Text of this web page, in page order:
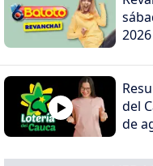
2026
del
de